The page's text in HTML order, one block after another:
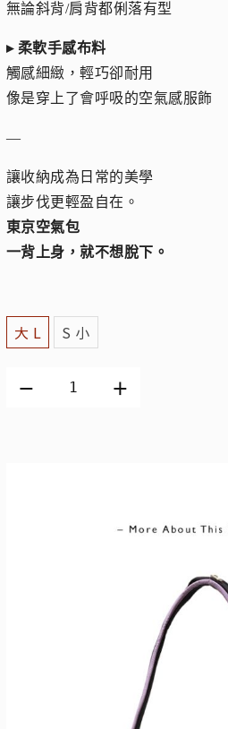
無論斜背/肩背都俐落有型
▸ 柔軟手感布料
觸感細緻，輕巧卻耐用
像是穿上了會呼吸的空氣感服飾
—
讓收納成為日常的美學
讓步伐更輕盈自在。
東京空氣包
一背上身，就不想脫下。
大 L S 小